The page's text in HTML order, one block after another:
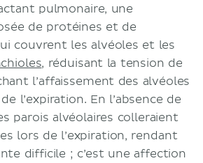
pulmonaire, une
de protéines et de
couvrent les alvéoles et les
, réduisant la tension de
l’affaissement des alvéoles
l’expiration. En l’absence de
parois alvéolaires colleraient
lors de l’expiration, rendant
difficile ; c’est une affection